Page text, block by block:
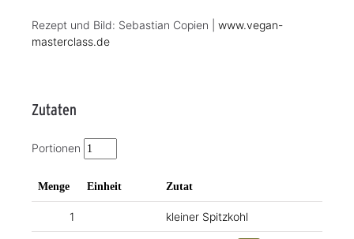
Rezept und Bild: Sebastian Copien | www.vegan-
masterclass.de
Zutaten
Portionen
Menge Einheit Zutat
1 kleiner Spitzkohl